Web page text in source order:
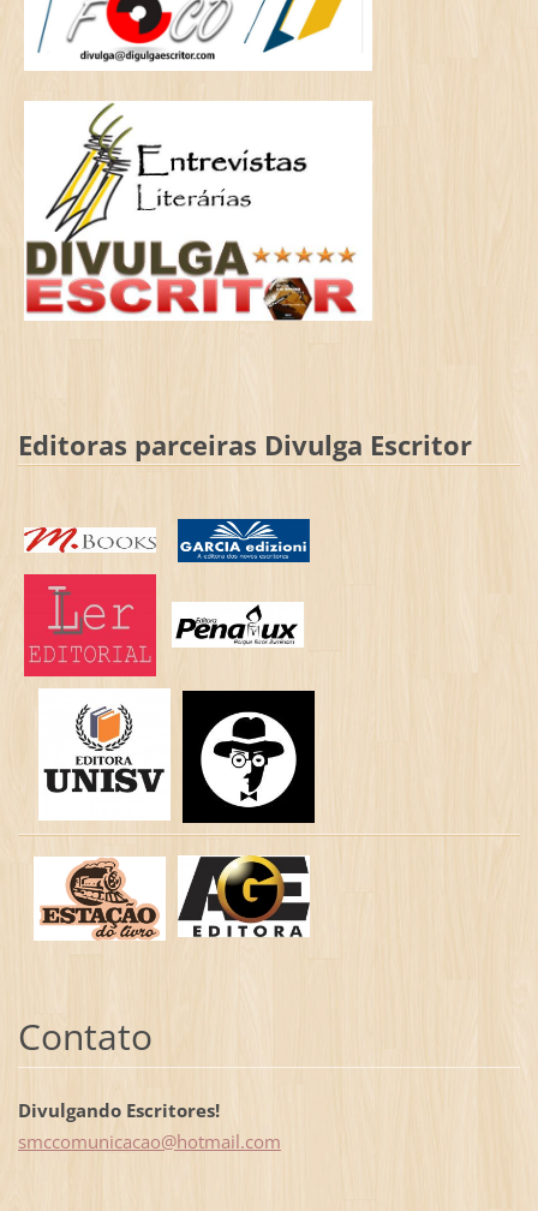
Editoras parceiras Divulga Escritor
Contato
Divulgando Escritores!
smccomunicacao@hotmail.com